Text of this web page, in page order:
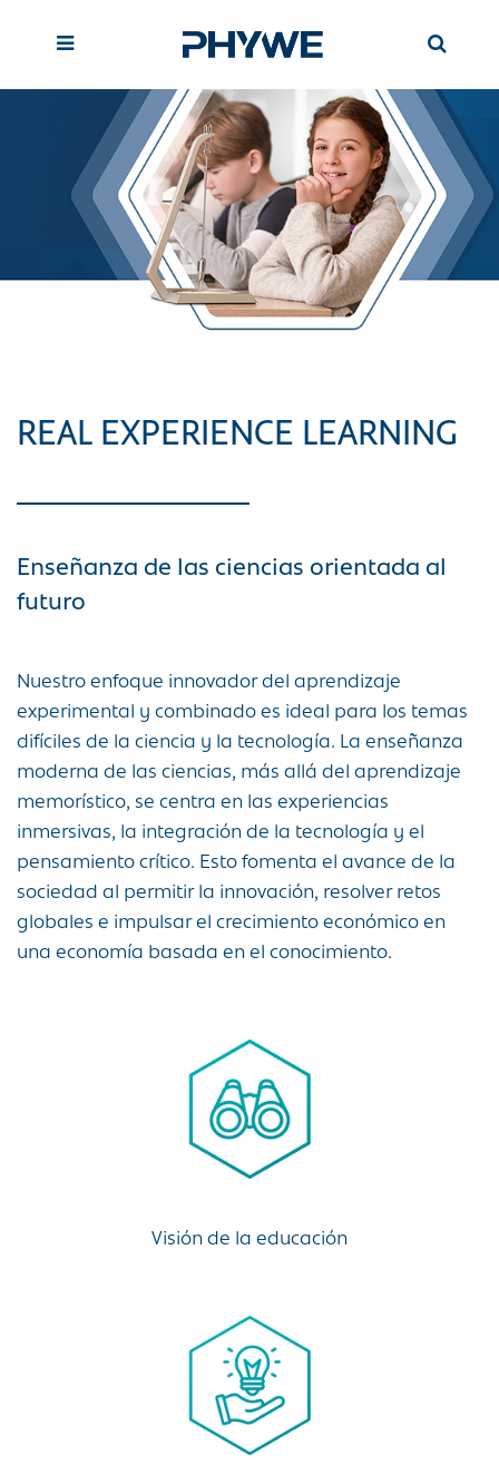
REAL EXPERIENCE LEARNING
Enseñanza de las ciencias orientada al
futuro
Nuestro enfoque innovador del aprendizaje
experimental y combinado es ideal para los temas
difíciles de la ciencia y la tecnología. La enseñanza
moderna de las ciencias, más allá del aprendizaje
memorístico, se centra en las experiencias
inmersivas, la integración de la tecnología y el
pensamiento crítico. Esto fomenta el avance de la
sociedad al permitir la innovación, resolver retos
globales e impulsar el crecimiento económico en
una economía basada en el conocimiento.
Visión de la educación